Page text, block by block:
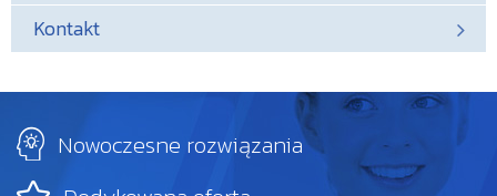
Kontakt
Nowoczesne rozwiązania